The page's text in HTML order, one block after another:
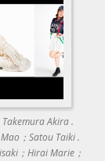
Akira .
；Satou Taiki .
；Hirai Marie；